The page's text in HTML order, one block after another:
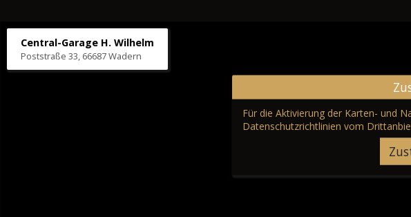
Central-Garage H. Wilhelm
Poststraße 33, 66687 Wadern
Für die Aktivierung der Karten- und
Datenschutzrichtlinien vom